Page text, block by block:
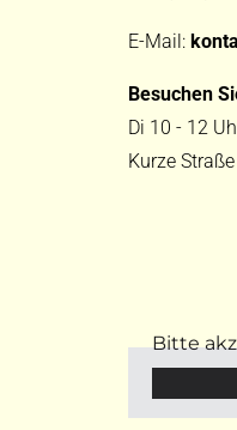
E-Mail:
Besuchen
Di 10 - 12
Kurze
Bitte